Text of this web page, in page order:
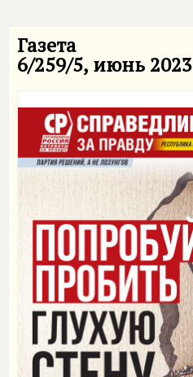
Газета
6/259/5, июнь 2023